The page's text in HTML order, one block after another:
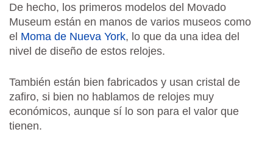
De hecho, los primeros modelos del Movado
Museum están en manos de varios museos como
el Moma de Nueva York, lo que da una idea del
nivel de diseño de estos relojes.
También están bien fabricados y usan cristal de
zafiro, si bien no hablamos de relojes muy
económicos, aunque sí lo son para el valor que
tienen.